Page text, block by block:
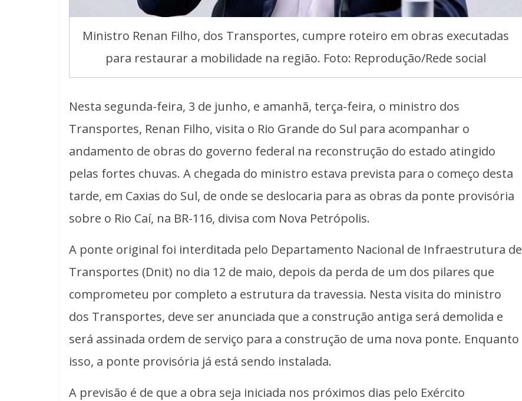
Ministro Renan Filho, dos Transportes, cumpre roteiro em obras executadas
para restaurar a mobilidade na região. Foto: Reprodução/Rede social
Nesta segunda-feira, 3 de junho, e amanhã, terça-feira, o ministro dos
Transportes, Renan Filho, visita o Rio Grande do Sul para acompanhar o
andamento de obras do governo federal na reconstrução do estado atingido
pelas fortes chuvas. A chegada do ministro estava prevista para o começo desta
tarde, em Caxias do Sul, de onde se deslocaria para as obras da ponte provisória
sobre o Rio Caí, na BR-116, divisa com Nova Petrópolis.
A ponte original foi interditada pelo Departamento Nacional de Infraestrutura de
Transportes (Dnit) no dia 12 de maio, depois da perda de um dos pilares que
comprometeu por completo a estrutura da travessia. Nesta visita do ministro
dos Transportes, deve ser anunciada que a construção antiga será demolida e
será assinada ordem de serviço para a construção de uma nova ponte. Enquanto
isso, a ponte provisória já está sendo instalada.
A previsão é de que a obra seja iniciada nos próximos dias pelo Exército